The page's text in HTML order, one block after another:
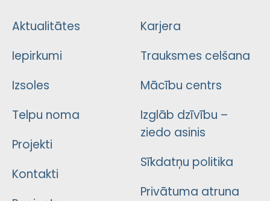
Aktualitātes
Iepirkumi
Izsoles
Telpu noma
Projekti
Kontakti
Karjera
Trauksmes celšana
Mācību centrs
Izglāb dzīvību –
ziedo asinis
Sīkdatņu politika
Privātuma atruna